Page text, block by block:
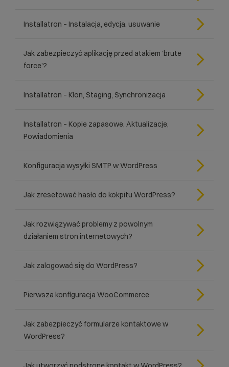
Installatron – Instalacja, edycja, usuwanie
Jak zabezpieczyć aplikację przed atakiem 'brute
force’?
Installatron – Klon, Staging, Synchronizacja
Installatron – Kopie zapasowe, Aktualizacje,
Powiadomienia
Konfiguracja wysyłki SMTP w WordPress
Jak zresetować hasło do kokpitu WordPress?
Jak rozwiązywać problemy z powolnym
działaniem stron internetowych?
Jak zalogować się do WordPress?
Pierwsza konfiguracja WooCommerce
Jak zabezpieczyć formularze kontaktowe w
WordPress?